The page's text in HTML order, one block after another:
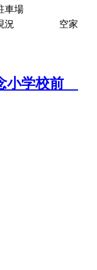
車場
況
空家
小学校前